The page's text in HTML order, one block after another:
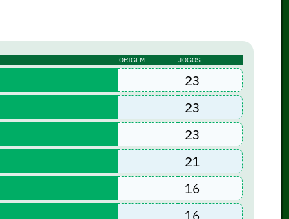
ORIGEM JOGOS
23
23
23
21
16
16